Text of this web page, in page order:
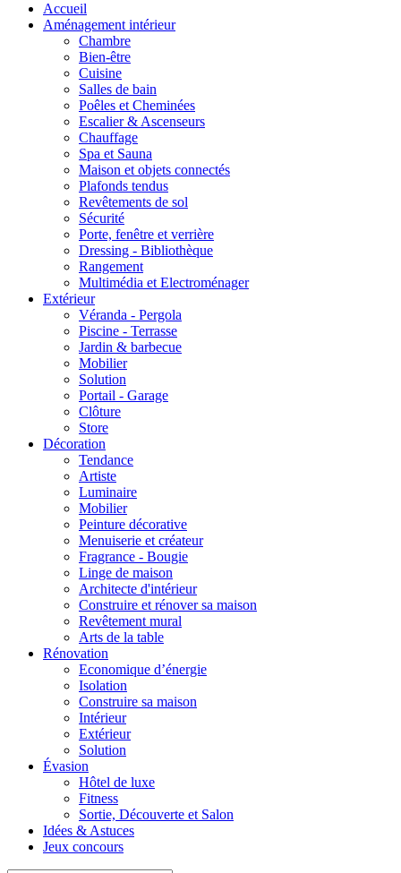
Accueil
Aménagement intérieur
Chambre
Bien-être
Cuisine
Salles de bain
Poêles et Cheminées
Escalier & Ascenseurs
Chauffage
Spa et Sauna
Maison et objets connectés
Plafonds tendus
Revêtements de sol
Sécurité
Porte, fenêtre et verrière
Dressing - Bibliothèque
Rangement
Multimédia et Electroménager
Extérieur
Véranda - Pergola
Piscine - Terrasse
Jardin & barbecue
Mobilier
Solution
Portail - Garage
Clôture
Store
Décoration
Tendance
Artiste
Luminaire
Mobilier
Peinture décorative
Menuiserie et créateur
Fragrance - Bougie
Linge de maison
Architecte d'intérieur
Construire et rénover sa maison
Revêtement mural
Arts de la table
Rénovation
Economique d’énergie
Isolation
Construire sa maison
Intérieur
Extérieur
Solution
Évasion
Hôtel de luxe
Fitness
Sortie, Découverte et Salon
Idées & Astuces
Jeux concours